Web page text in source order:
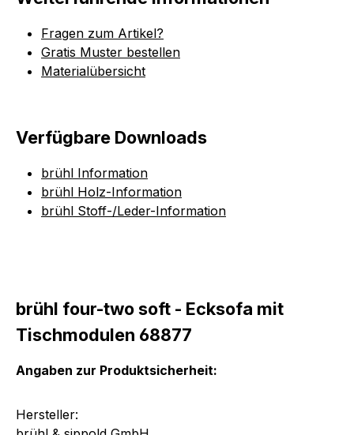
Fragen zum Artikel?
Gratis Muster bestellen
Materialübersicht
Verfügbare Downloads
brühl Information
brühl Holz-Information
brühl Stoff-/Leder-Information
brühl four-two soft - Ecksofa mit
Tischmodulen 68877
Angaben zur Produktsicherheit:
Hersteller: